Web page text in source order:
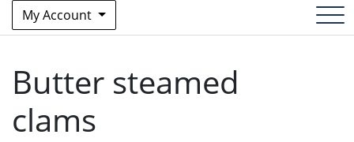
My Account
Butter steamed
clams